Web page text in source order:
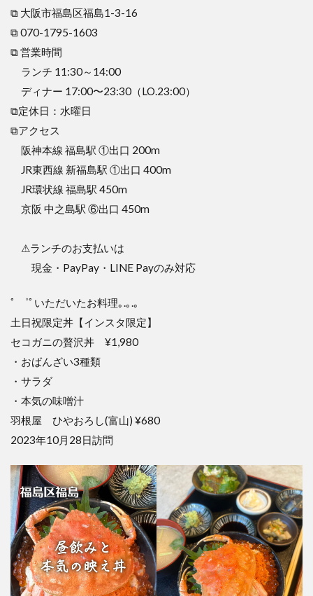
⧉ 大阪市福島区福島1-3-16
⧉ 070-1795-1603
⧉ 営業時間
ランチ 11:30～14:00
ディナー 17:00〜23:30（LO.23:00）
⧉定休日：水曜日
⧉アクセス
阪神本線 福島駅 ①出口 200m
JR東西線 新福島駅 ①出口 400m
JR環状線 福島駅 450m
京阪 中之島駅 ⑥出口 450m
⚠ランチのお支払いは
現金・PayPay・LINE Payのみ対応
ﾟ ゜ﾟいただいたお料理｡.｡.｡
土日祝限定丼【インスタ限定】
セコガニの贅沢丼 ¥1,980
・おばんざい3種類
・サラダ
・本気の味噌汁
羽根屋 ひやおろし(富山) ¥680
2023年10月28日訪問